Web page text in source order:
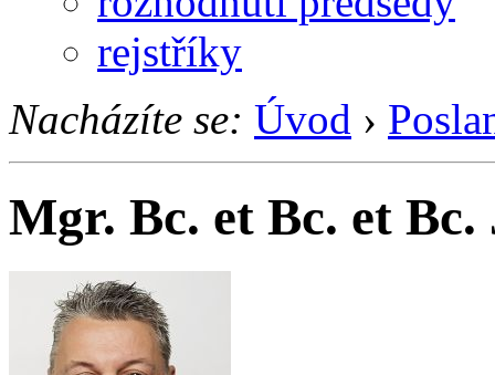
rejstříky
Nacházíte se: Úvod ›
Mgr. Bc. et Bc. et